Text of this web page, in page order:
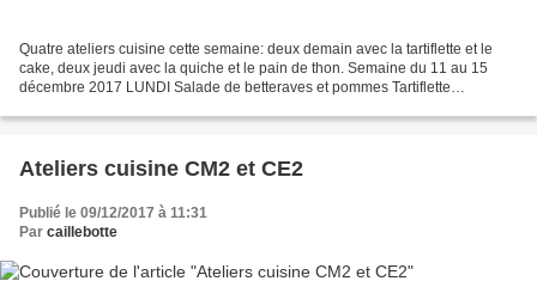
Quatre ateliers cuisine cette semaine: deux demain avec la tartiflette et le
cake, deux jeudi avec la quiche et le pain de thon. Semaine du 11 au 15
décembre 2017 LUNDI Salade de betteraves et pommes Tartiflette
Ateliers cuisine CM2 et CE2
Publié le 09/12/2017 à 11:31
Par caillebotte